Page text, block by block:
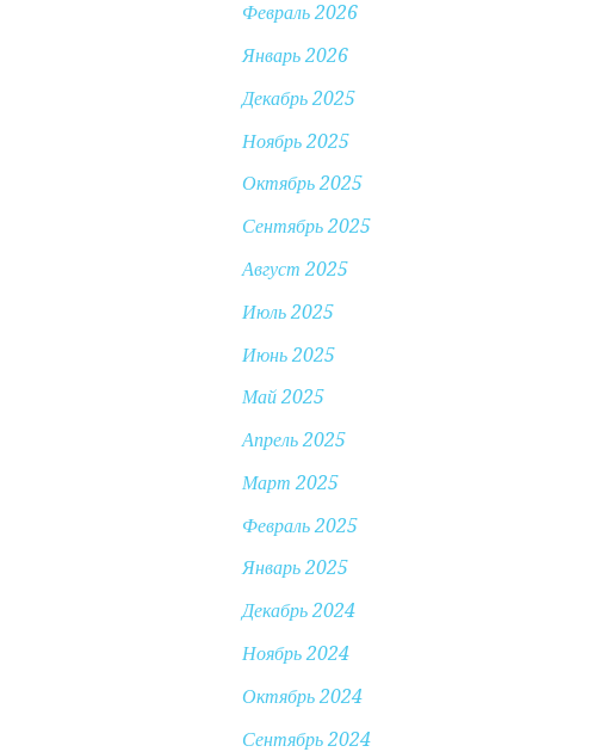
Февраль 2026
Январь 2026
Декабрь 2025
Ноябрь 2025
Октябрь 2025
Сентябрь 2025
Август 2025
Июль 2025
Июнь 2025
Май 2025
Апрель 2025
Март 2025
Февраль 2025
Январь 2025
Декабрь 2024
Ноябрь 2024
Октябрь 2024
Сентябрь 2024